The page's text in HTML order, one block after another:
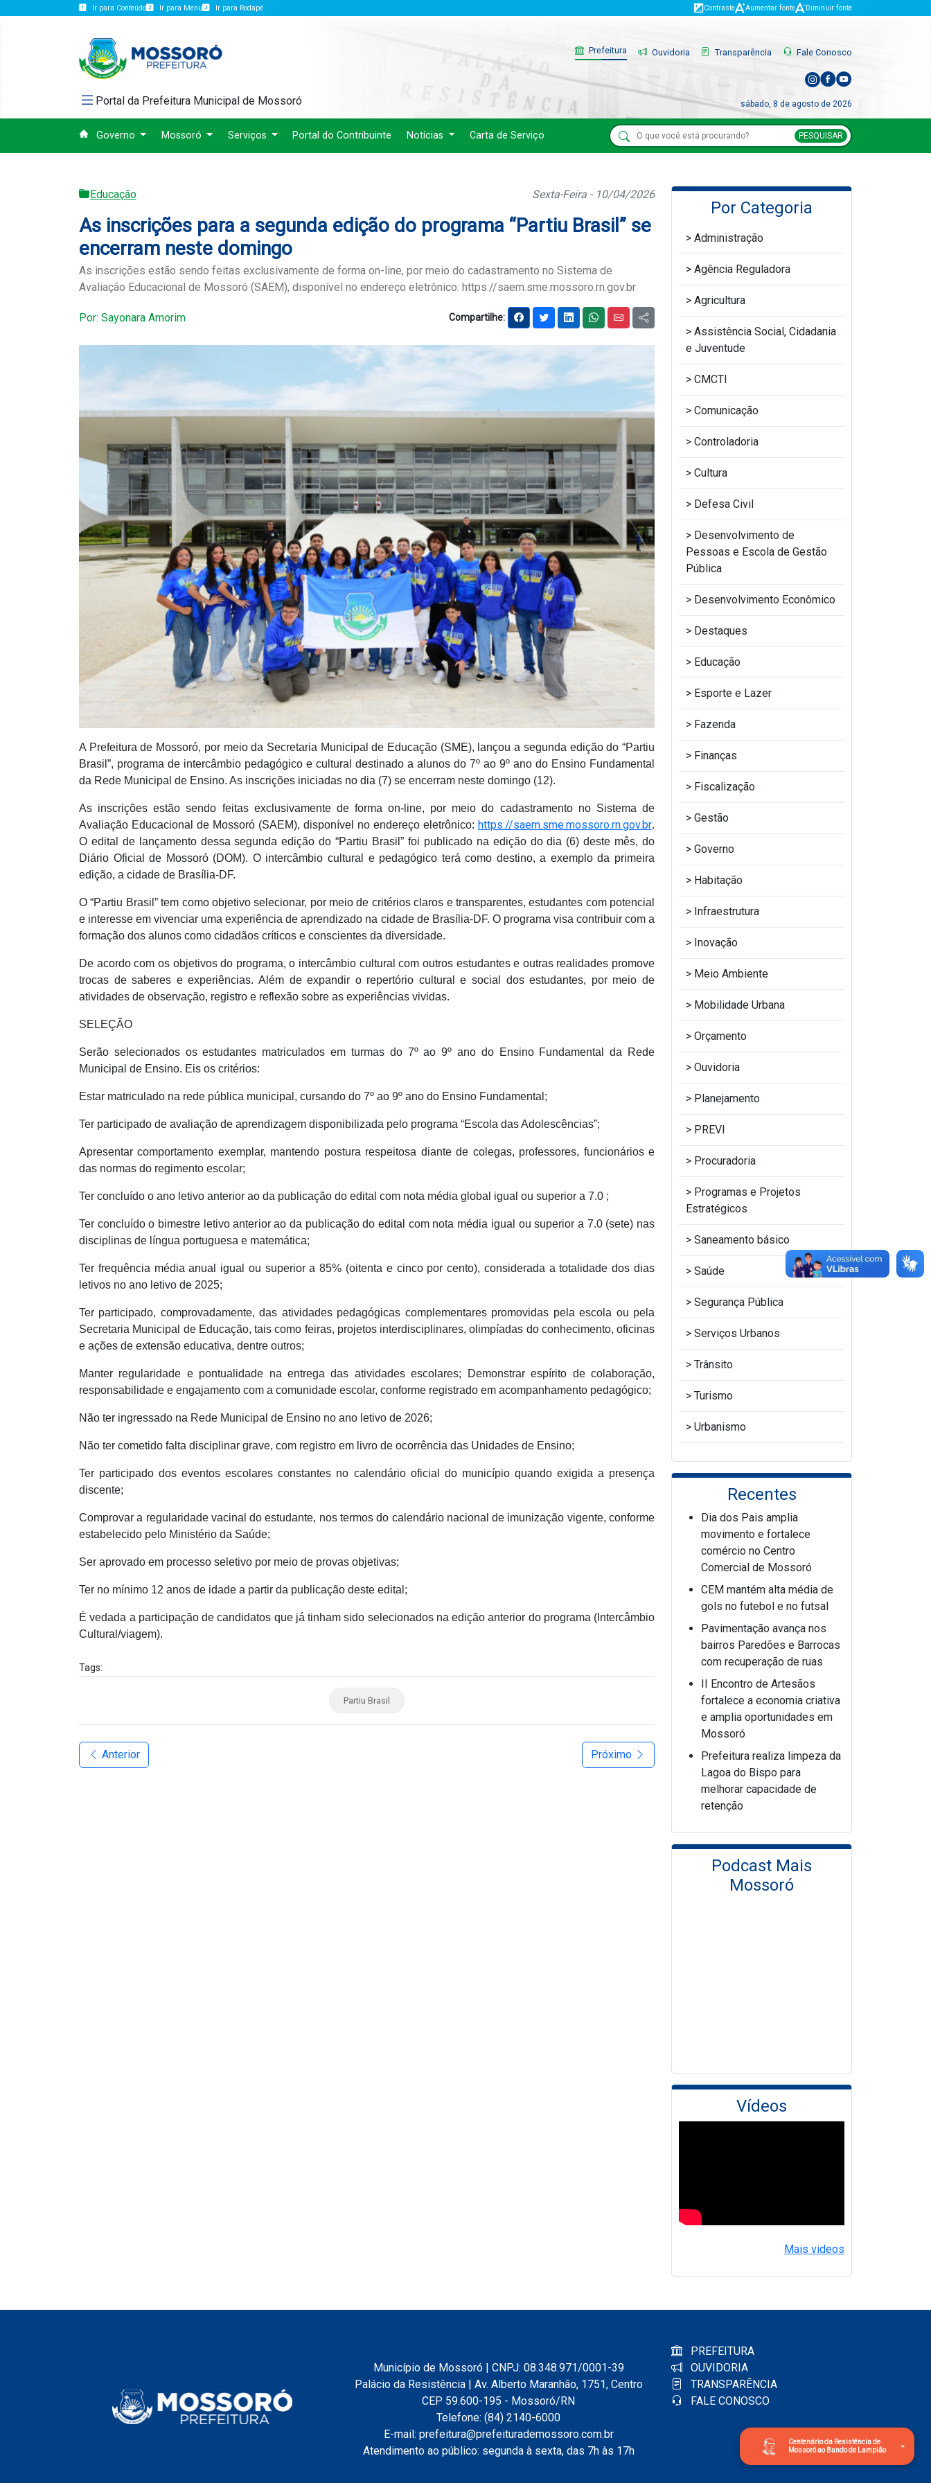
Centenário da Resistência de
Mossoró ao Bando de Lampião
Ir para Conteúdo Ir para Menu Ir para Rodapé Contraste Aumentar fonte Diminuir fonte
Portal da Prefeitura Municipal de Mossoró
Prefeitura Ouvidoria Transparência Fale Conosco
sábado, 8 de agosto de 2026
Governo Mossoró Serviços Portal do Contribuinte Notícias Carta de Serviço PESQUISAR
Educação Sexta-Feira - 10/04/2026
As inscrições para a segunda edição do programa “Partiu Brasil” se
encerram neste domingo
As inscrições estão sendo feitas exclusivamente de forma on-line, por meio do cadastramento no Sistema de
Avaliação Educacional de Mossoró (SAEM), disponível no endereço eletrônico: https://saem.sme.mossoro.rn.gov.br
Por: Sayonara Amorim Compartilhe:
A Prefeitura de Mossoró, por meio da Secretaria Municipal de Educação (SME), lançou a segunda edição do “Partiu
Brasil”, programa de intercâmbio pedagógico e cultural destinado a alunos do 7º ao 9º ano do Ensino Fundamental
da Rede Municipal de Ensino. As inscrições iniciadas no dia (7) se encerram neste domingo (12).
As inscrições estão sendo feitas exclusivamente de forma on-line, por meio do cadastramento no Sistema de
Avaliação Educacional de Mossoró (SAEM), disponível no endereço eletrônico: https://saem.sme.mossoro.rn.gov.br.
O edital de lançamento dessa segunda edição do “Partiu Brasil” foi publicado na edição do dia (6) deste mês, do
Diário Oficial de Mossoró (DOM). O intercâmbio cultural e pedagógico terá como destino, a exemplo da primeira
edição, a cidade de Brasília-DF.
O “Partiu Brasil” tem como objetivo selecionar, por meio de critérios claros e transparentes, estudantes com potencial
e interesse em vivenciar uma experiência de aprendizado na cidade de Brasília-DF. O programa visa contribuir com a
formação dos alunos como cidadãos críticos e conscientes da diversidade.
De acordo com os objetivos do programa, o intercâmbio cultural com outros estudantes e outras realidades promove
trocas de saberes e experiências. Além de expandir o repertório cultural e social dos estudantes, por meio de
atividades de observação, registro e reflexão sobre as experiências vividas.
SELEÇÃO
Serão selecionados os estudantes matriculados em turmas do 7º ao 9º ano do Ensino Fundamental da Rede
Municipal de Ensino. Eis os critérios:
Estar matriculado na rede pública municipal, cursando do 7º ao 9º ano do Ensino Fundamental;
Ter participado de avaliação de aprendizagem disponibilizada pelo programa “Escola das Adolescências”;
Apresentar comportamento exemplar, mantendo postura respeitosa diante de colegas, professores, funcionários e
das normas do regimento escolar;
Ter concluído o ano letivo anterior ao da publicação do edital com nota média global igual ou superior a 7.0 ;
Ter concluído o bimestre letivo anterior ao da publicação do edital com nota média igual ou superior a 7.0 (sete) nas
disciplinas de língua portuguesa e matemática;
Ter frequência média anual igual ou superior a 85% (oitenta e cinco por cento), considerada a totalidade dos dias
letivos no ano letivo de 2025;
Ter participado, comprovadamente, das atividades pedagógicas complementares promovidas pela escola ou pela
Secretaria Municipal de Educação, tais como feiras, projetos interdisciplinares, olimpíadas do conhecimento, oficinas
e ações de extensão educativa, dentre outros;
Manter regularidade e pontualidade na entrega das atividades escolares; Demonstrar espírito de colaboração,
responsabilidade e engajamento com a comunidade escolar, conforme registrado em acompanhamento pedagógico;
Não ter ingressado na Rede Municipal de Ensino no ano letivo de 2026;
Não ter cometido falta disciplinar grave, com registro em livro de ocorrência das Unidades de Ensino;
Ter participado dos eventos escolares constantes no calendário oficial do município quando exigida a presença
discente;
Comprovar a regularidade vacinal do estudante, nos termos do calendário nacional de imunização vigente, conforme
estabelecido pelo Ministério da Saúde;
Ser aprovado em processo seletivo por meio de provas objetivas;
Ter no mínimo 12 anos de idade a partir da publicação deste edital;
É vedada a participação de candidatos que já tinham sido selecionados na edição anterior do programa (Intercâmbio
Cultural/viagem).
Tags:
Partiu Brasil
Anterior Próximo
Por Categoria
Administração
Agência Reguladora
Agricultura
Assistência Social, Cidadania
e Juventude
CMCTI
Comunicação
Controladoria
Cultura
Defesa Civil
Desenvolvimento de
Pessoas e Escola de Gestão
Pública
Desenvolvimento Econômico
Destaques
Educação
Esporte e Lazer
Fazenda
Finanças
Fiscalização
Gestão
Governo
Habitação
Infraestrutura
Inovação
Meio Ambiente
Mobilidade Urbana
Orçamento
Ouvidoria
Planejamento
PREVI
Procuradoria
Programas e Projetos
Estratégicos
Saneamento básico
Saúde
Segurança Pública
Serviços Urbanos
Trânsito
Turismo
Urbanismo
Recentes
Dia dos Pais amplia
movimento e fortalece
comércio no Centro
Comercial de Mossoró
CEM mantém alta média de
gols no futebol e no futsal
Pavimentação avança nos
bairros Paredões e Barrocas
com recuperação de ruas
II Encontro de Artesãos
fortalece a economia criativa
e amplia oportunidades em
Mossoró
Prefeitura realiza limpeza da
Lagoa do Bispo para
melhorar capacidade de
retenção
Podcast Mais
Mossoró
Vídeos
Mais videos
Município de Mossoró | CNPJ: 08.348.971/0001-39
Palácio da Resistência | Av. Alberto Maranhão, 1751, Centro
CEP 59.600-195 - Mossoró/RN
Telefone: (84) 2140-6000
E-mail: prefeitura@prefeiturademossoro.com.br
Atendimento ao público: segunda à sexta, das 7h às 17h
PREFEITURA
OUVIDORIA
TRANSPARÊNCIA
FALE CONOSCO